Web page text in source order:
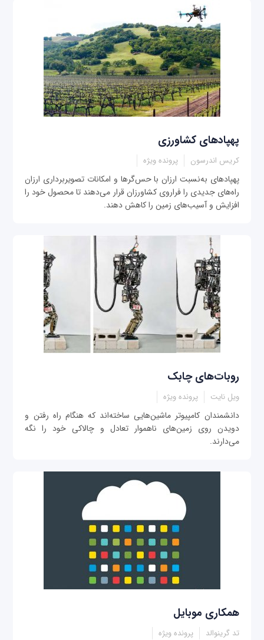
پهپاد‌های کشاورزی
کريس اندرسون پرونده ویژه
پهپادهای به‌نسبت ارزان با حس‌گرها و امکانات تصويربرداری ارزان
راه‌های جديدی را فراروی کشاورزان قرار می‌دهند تا محصول خود را
افزايش و آسيب‌های زمين را کاهش دهند.
روبات‌های چابک
ويل نايت پرونده ویژه
دانشمندان کامپيوتر ماشين‌هایی ساخته‌اند که هنگام راه رفتن و
دويدن روی زمين‌های ناهموار تعادل و چالاکی خود را نگه
می‌دارند.
همکاری موبايل
تد گرينوالد پرونده ویژه